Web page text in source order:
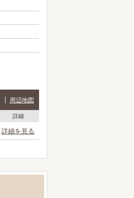
周辺地図
詳細
詳細を見る